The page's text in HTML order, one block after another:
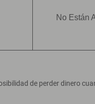
No Están
de perder dinero